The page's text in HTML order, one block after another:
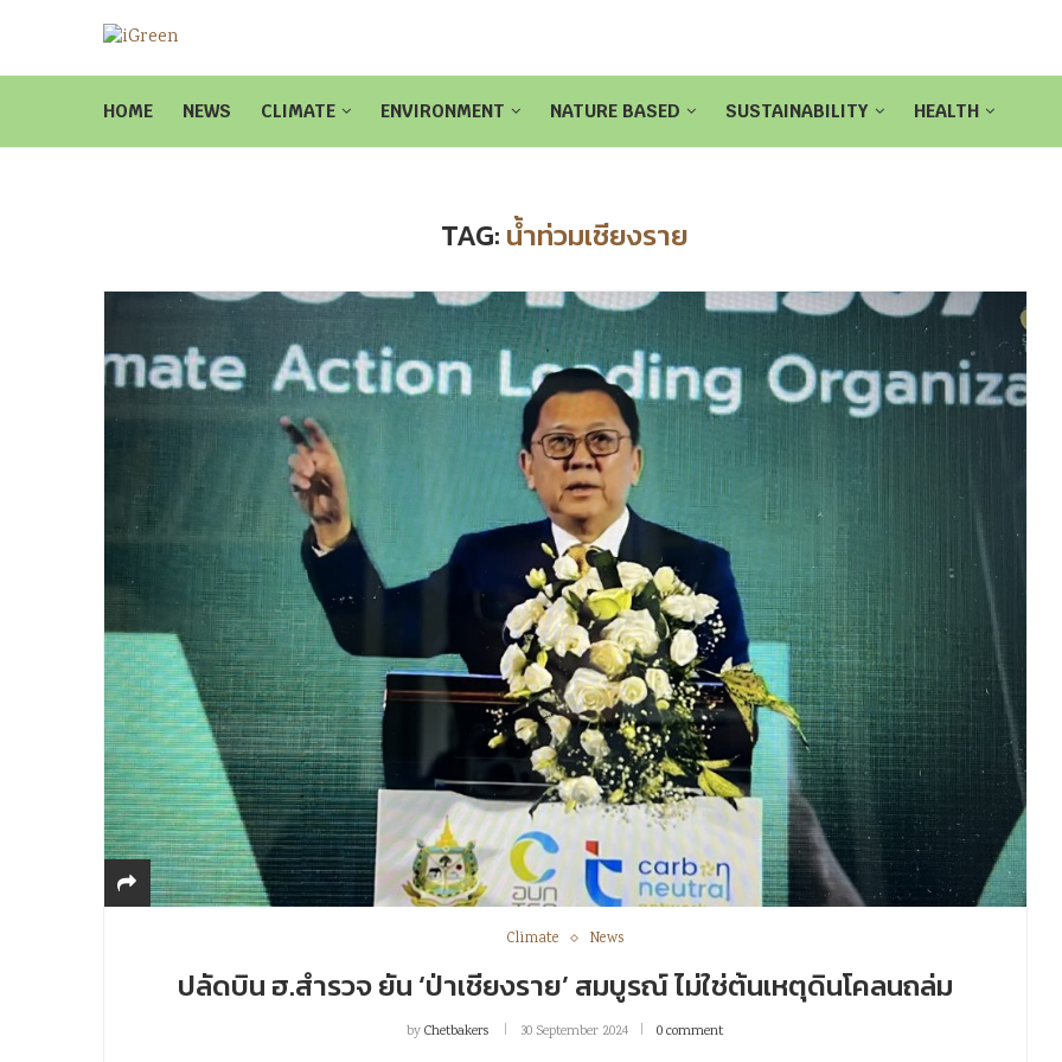
HOME NEWS CLIMATE ENVIRONMENT NATURE BASED SUSTAINABILITY HEALTH
TAG: น้ำท่วมเชียงราย
Climate News
ปลัดบิน ฮ.สำรวจ ยัน ‘ป่าเชียงราย’ สมบูรณ์ ไม่ใช่ต้นเหตุดินโคลนถล่ม
byChetbakers 30 September 2024 0 comment